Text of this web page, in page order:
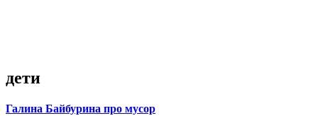
дети
Галина Байбурина про мусор